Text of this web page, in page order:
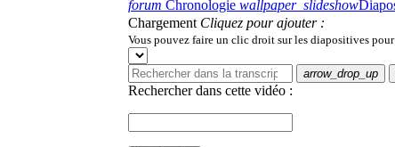
forum Chronologie wallpaper_slideshow
Chargement Cliquez pour ajouter :
Vous pouvez faire un clic droit sur les diapositives
arrow_drop_up
Rechercher dans cette vidéo :